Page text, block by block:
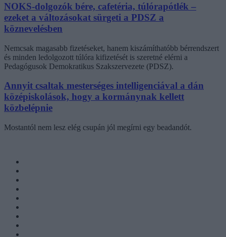
NOKS-dolgozók bére, cafetéria, túlórapótlék –
ezeket a változásokat sürgeti a PDSZ a
köznevelésben
Nemcsak magasabb fizetéseket, hanem kiszámíthatóbb bérrendszert
és minden ledolgozott túlóra kifizetését is szeretné elérni a
Pedagógusok Demokratikus Szakszervezete (PDSZ).
Annyit csaltak mesterséges intelligenciával a dán
középiskolások, hogy a kormánynak kellett
közbelépnie
Mostantól nem lesz elég csupán jól megírni egy beadandót.